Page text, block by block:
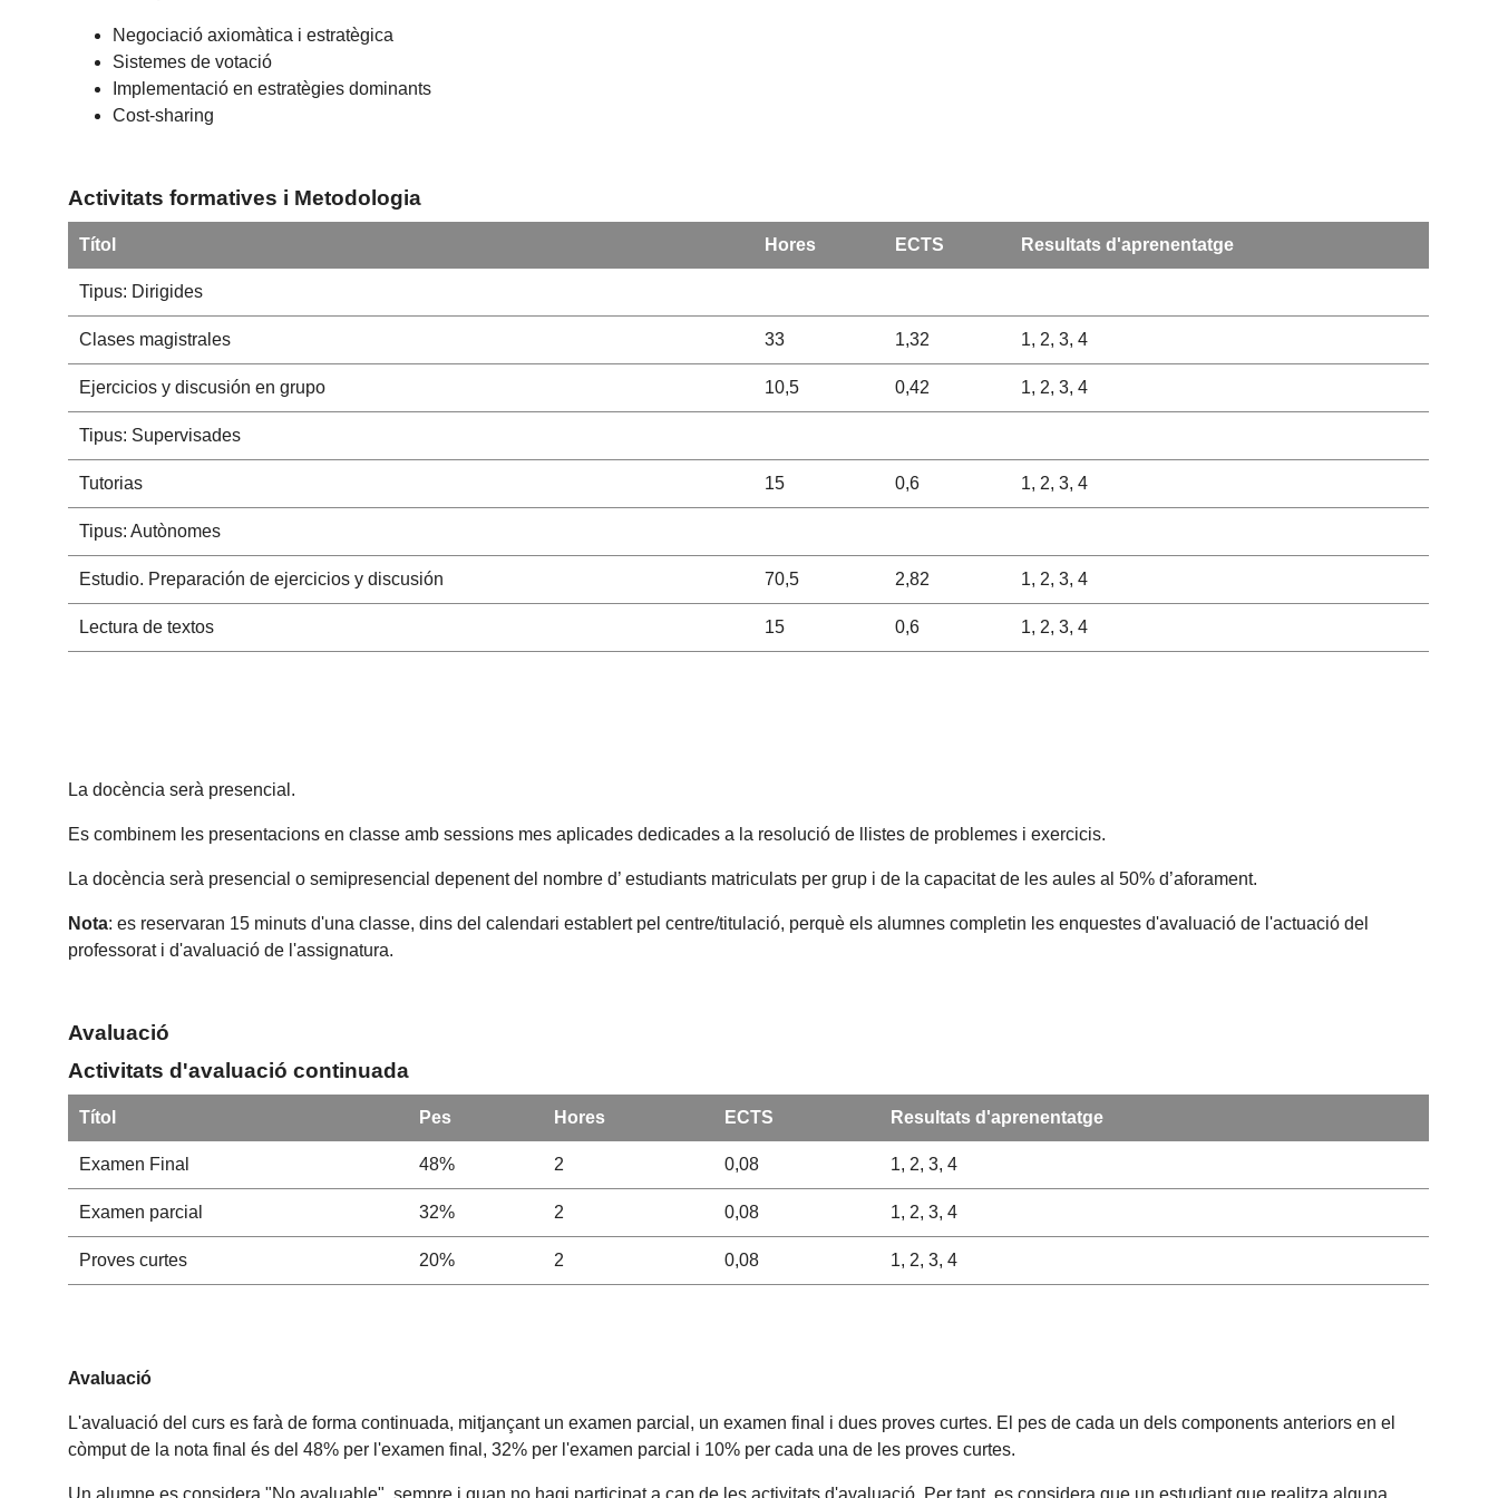
Negociació axiomàtica i estratègica
Sistemes de votació
Implementació en estratègies dominants
Cost-sharing
Activitats formatives i Metodologia
Títol Hores ECTS Resultats d'aprenentatge
Tipus: Dirigides
Clases magistrales 33 1,32 1, 2, 3, 4
Ejercicios y discusión en grupo 10,5 0,42 1, 2, 3, 4
Tipus: Supervisades
Tutorias 15 0,6 1, 2, 3, 4
Tipus: Autònomes
Estudio. Preparación de ejercicios y discusión 70,5 2,82 1, 2, 3, 4
Lectura de textos 15 0,6 1, 2, 3, 4
La docència serà presencial.
Es combinem les presentacions en classe amb sessions mes aplicades dedicades a la resolució de llistes de problemes i exercicis.
La docència serà presencial o semipresencial depenent del nombre d’ estudiants matriculats per grup i de la capacitat de les aules al 50% d’aforament.
Nota: es reservaran 15 minuts d'una classe, dins del calendari establert pel centre/titulació, perquè els alumnes completin les enquestes d'avaluació de l'actuació del
professorat i d'avaluació de l'assignatura.
Avaluació
Activitats d'avaluació continuada
Títol Pes Hores ECTS Resultats d'aprenentatge
Examen Final 48% 2 0,08 1, 2, 3, 4
Examen parcial 32% 2 0,08 1, 2, 3, 4
Proves curtes 20% 2 0,08 1, 2, 3, 4
Avaluació
L'avaluació del curs es farà de forma continuada, mitjançant un examen parcial, un examen final i dues proves curtes. El pes de cada un dels components anteriors en el
còmput de la nota final és del 48% per l'examen final, 32% per l'examen parcial i 10% per cada una de les proves curtes.